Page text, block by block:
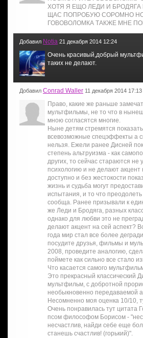
ХОТЯ Я ЕЩО ЛЕДИ И БРОДЯГА
ЩАС ПОПРОБУЮ СОРОМНО
ГОВОВОЛОМКА ТАКЖЕ МНЕ
Добавил Notia 21 декабря 2014 12:24
Очень красивый,добрый
таких не делают.
Добавил Conrad Waller 11 декабря 2014 17:13
Право, какие же раньше
мультфильмы, не то что в
мною согласятся многие.
Ныне детям стремятся
всевозможные спецэффекты а
нельзя. Ежели ранее Дисней
степень альтруизма - как
других, то сейчас стараются не
психологию и не делают акцент
доступно и без жестокости
жизнь и судьба могут
испытания, и то что
сообща. Ранее призывали к
же Леди и Бродяга, разных
однако для любви это не
делают акцент на сей аспект?
года мир стал все более
посудите друзья, фильмы и
2008, проведите аналогию,
поймете как сильно все стало
Что касается самого
Это прекрасный классический
мультфильм, с добротной
необыкновенно передаваемой
Несомненно моя оценка 10/10,
Очень понравилась тут цитата
псом философом Борисом -
несчастлив, найди себе еще
станешь счастлив! (горький)".